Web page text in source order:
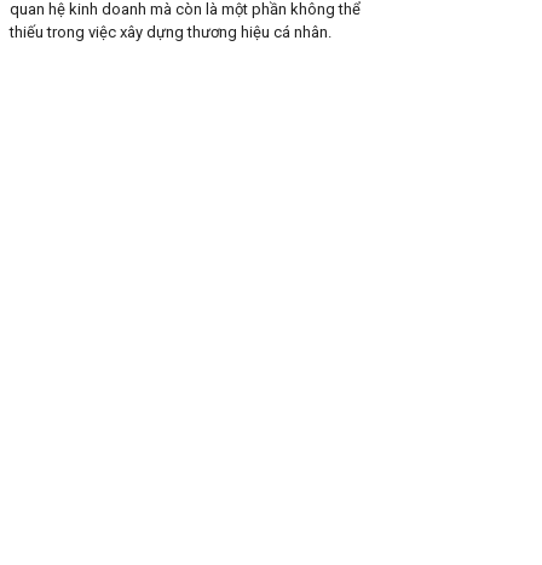
quan hệ kinh doanh mà còn là một phần không thể
thiếu trong việc xây dựng thương hiệu cá nhân.